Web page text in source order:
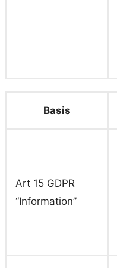
Basis
Art 15 GDPR
“Information”